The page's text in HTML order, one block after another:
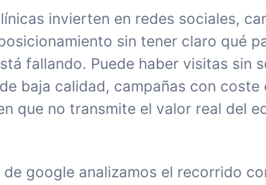
invierten en redes sociales,
sin tener claro qué
fallando. Puede haber visitas sin
baja calidad, campañas con coste
que no transmite el valor real del
de google analizamos el recorrido